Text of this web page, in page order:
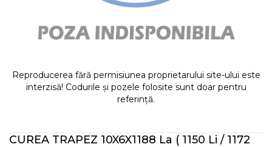
Reproducerea fără permisiunea proprietarului site-ului este
interzisă! Codurile și pozele folosite sunt doar pentru
referință.
CUREA TRAPEZ 10X6X1188 La ( 1150 Li / 1172